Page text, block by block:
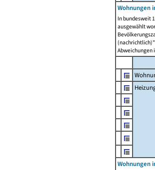
Wohnungen
In bundesweit
ausgewählt
Abweichungen
Wohnungen